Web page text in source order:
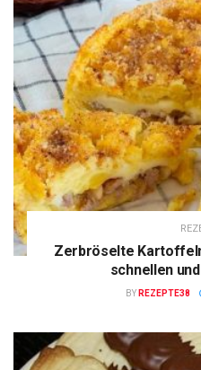
Zerbröselte
schnellen
BY REZEPTE38